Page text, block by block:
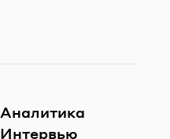
Аналитика
Интервью